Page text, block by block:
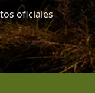
oficiales